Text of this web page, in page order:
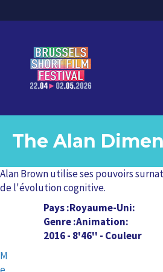
The Alan
Alan Brown utilise ses pouvoirs
de l'évolution cognitive.
Pays Royaume-Uni
Genre Animation
2016 - 8'46'' - Couleur
M